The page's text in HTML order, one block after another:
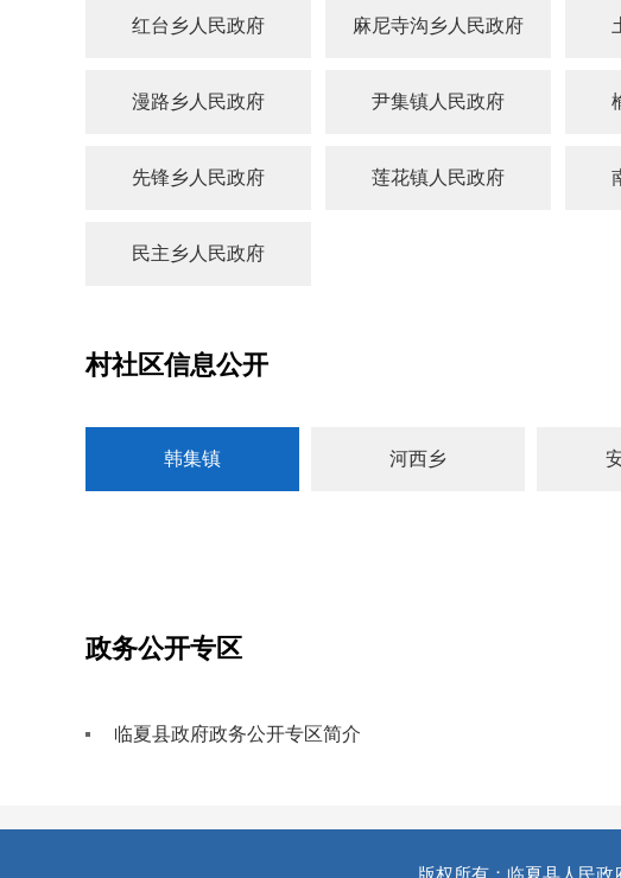
红台乡人民政府 麻尼寺沟乡人民政府
漫路乡人民政府 尹集镇人民政府
先锋乡人民政府 莲花镇人民政府
民主乡人民政府
村社区信息公开
韩集镇 河西乡
政务公开专区
临夏县政府政务公开专区简介